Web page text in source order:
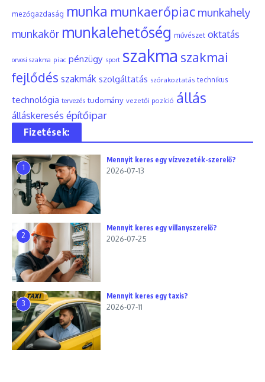
mezőgazdaság munka munkaerőpiac munkahely
munkakör munkalehetőség művészet oktatás
orvosi szakma piac pénzügy sport szakma szakmai
fejlődés szakmák szolgáltatás szórakoztatás technikus
technológia tervezés tudomány vezetői pozíció állás
álláskeresés építőipar
Fizetések:
1
Mennyit keres egy vízvezeték-szerelő?
2026-07-13
2
Mennyit keres egy villanyszerelő?
2026-07-25
3
Mennyit keres egy taxis?
2026-07-11